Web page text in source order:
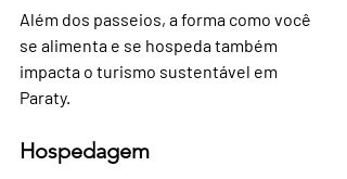
Além dos passeios, a forma como você
se alimenta e se hospeda também
impacta o turismo sustentável em
Paraty.
Hospedagem